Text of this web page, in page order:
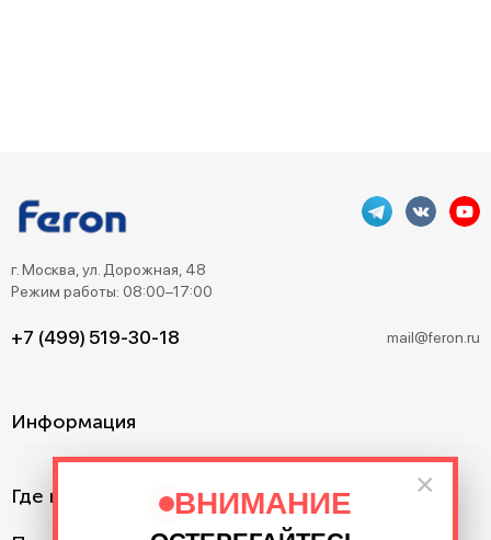
×
ВНИМАНИЕ
г. Москва, ул. Дорожная, 48
Режим работы: 08:00–17:00
+7 (499) 519-30-18 mail@feron.ru
Информация
Где купить?